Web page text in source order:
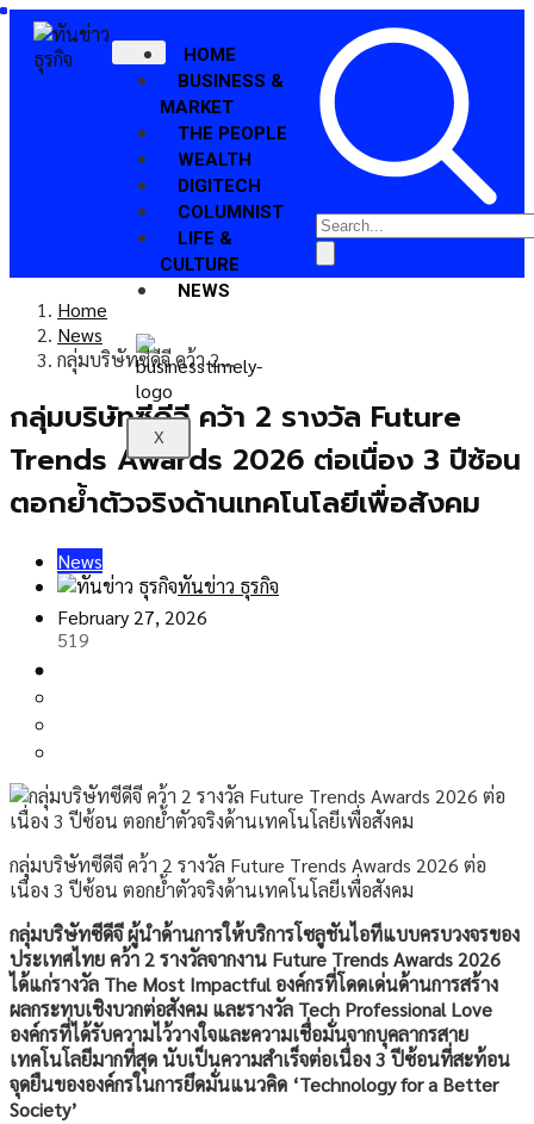
HOME
BUSINESS &
MARKET
THE PEOPLE
WEALTH
DIGITECH
COLUMNIST
LIFE &
CULTURE
NEWS
X
Home
News
กลุ่มบริษัทซีดีจี คว้า 2…
กลุ่มบริษัทซีดีจี คว้า 2 รางวัล Future
Trends Awards 2026 ต่อเนื่อง 3 ปีซ้อน
ตอกย้ำตัวจริงด้านเทคโนโลยีเพื่อสังคม
News
ทันข่าว ธุรกิจ
February 27, 2026
519
กลุ่มบริษัทซีดีจี คว้า 2 รางวัล Future Trends Awards 2026 ต่อ
เนื่อง 3 ปีซ้อน ตอกย้ำตัวจริงด้านเทคโนโลยีเพื่อสังคม
กลุ่มบริษัทซีดีจี ผู้นำด้านการให้บริการโซลูชันไอทีแบบครบวงจรของ
ประเทศไทย คว้า 2 รางวัลจากงาน Future Trends Awards 2026
ได้แก่รางวัล The Most Impactful องค์กรที่โดดเด่นด้านการสร้าง
ผลกระทบเชิงบวกต่อสังคม และรางวัล Tech Professional Love
องค์กรที่ได้รับความไว้วางใจและความเชื่อมั่นจากบุคลากรสาย
เทคโนโลยีมากที่สุด นับเป็นความสำเร็จต่อเนื่อง 3 ปีซ้อนที่สะท้อน
จุดยืนขององค์กรในการยึดมั่นแนวคิด ‘Technology for a Better
Society’